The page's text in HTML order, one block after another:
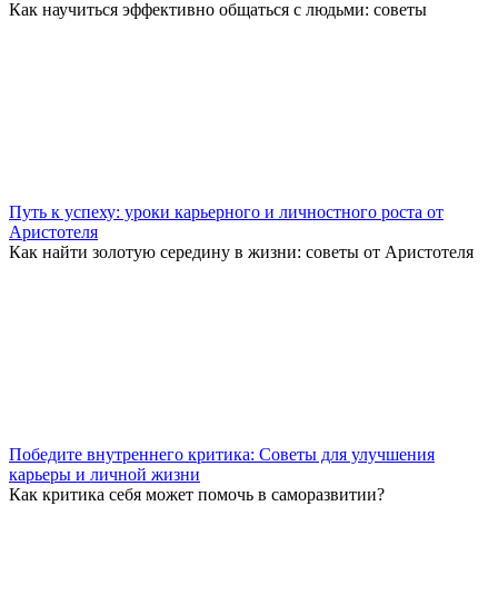
Как научиться эффективно общаться с людьми: советы
Путь к успеху: уроки карьерного и личностного роста от
Аристотеля
Как найти золотую середину в жизни: советы от Аристотеля
Победите внутреннего критика: Советы для улучшения
карьеры и личной жизни
Как критика себя может помочь в саморазвитии?